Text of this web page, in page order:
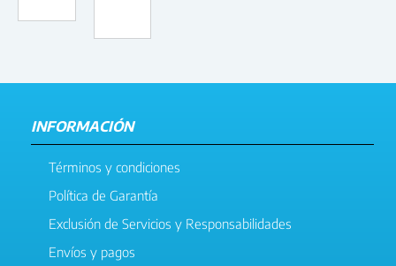
INFORMACIÓN
Términos y condiciones
Política de Garantía
Exclusión de Servicios y Responsabilidades
Envíos y pagos